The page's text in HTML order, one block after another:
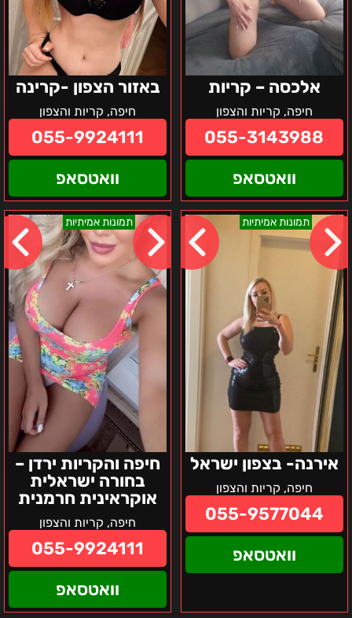
אלכסה – קריות
חיפה, קריות והצפון
055-3143988
וואטסאפ
באזור הצפון -קרינה
חיפה, קריות והצפון
055-9924111
וואטסאפ
תמונות אמיתיות
אירנה- בצפון ישראל
חיפה, קריות והצפון
055-9577044
וואטסאפ
אירנה-
בצפון
ישראל
תמונות אמיתיות
חיפה והקריות ירדן –
בחורה ישראלית
אוקראינית חרמנית
חיפה, קריות והצפון
055-9924111
וואטסאפ
חיפה
והקריות
ירדן
–
בחורה
ישראלית
אוקראינית
חרמנית